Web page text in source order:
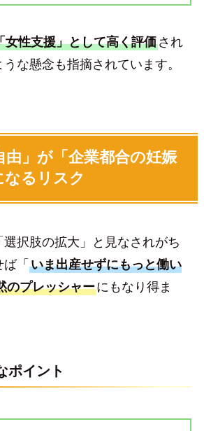
女性支援」として高く評価され
な懸念も指摘されています。
由」が「企業都合の妊娠
なるリスク
択肢の拡大」と見なされがち
「 いま出産せずにもっと働い
のプレッシャーにもなり得ま
ポイント